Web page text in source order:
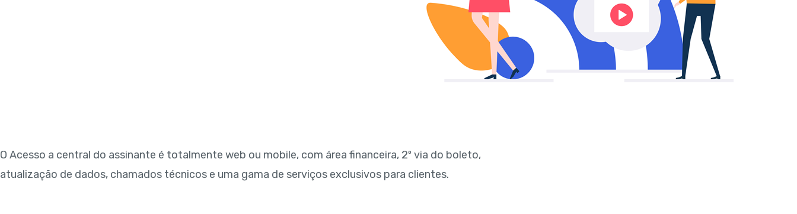
O Acesso a central do assinante é totalmente web ou mobile, com área financeira, 2º via do boleto,
atualização de dados, chamados técnicos e uma gama de serviços exclusivos para clientes.